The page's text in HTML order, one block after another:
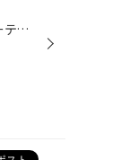
こんにちは、タイヤ館武雄店の中道です。 タイヤ館武雄店のお得意作業の防錆コーティング！ 今回はマフラー交換をされたお客様が純正マフラーを処分との事でマフラー防錆の効果がいかがなものかと施工してみた！ 表面を削って…右半分に防錆剤を塗りたくりました！今はまだどちらも錆てはいませんが...